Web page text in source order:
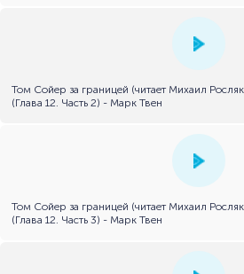
Том Сойер за границей (читает Михаил
(Глава 12. Часть 2) - Марк Твен
Том Сойер за границей (читает Михаил
(Глава 12. Часть 3) - Марк Твен